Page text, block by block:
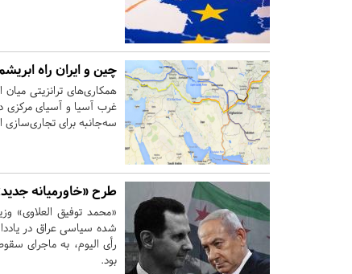
چین و ایران راه ابریشم را پس از ۶۰۰
همکاری‌های ترانزیتی
غرب آسیا و آسیای مرکزی
سه‌جانبه برای تجاری‌سازی
طرح «خاورمیانه
«محمد توفیق العلاوی»
شده سیاسی عراق در
رأی الیوم، به ماجرای
بود.